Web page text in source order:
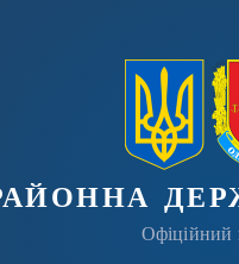
Офіційний